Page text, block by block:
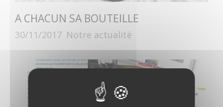
A CHACUN SA BOUTEILLE
30/11/2017 Notre actualité